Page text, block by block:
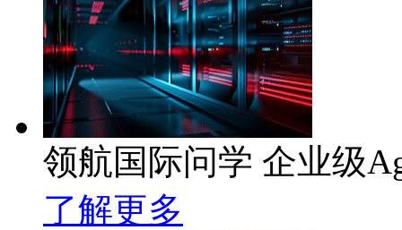
领航国际问学 企业级
了解更多